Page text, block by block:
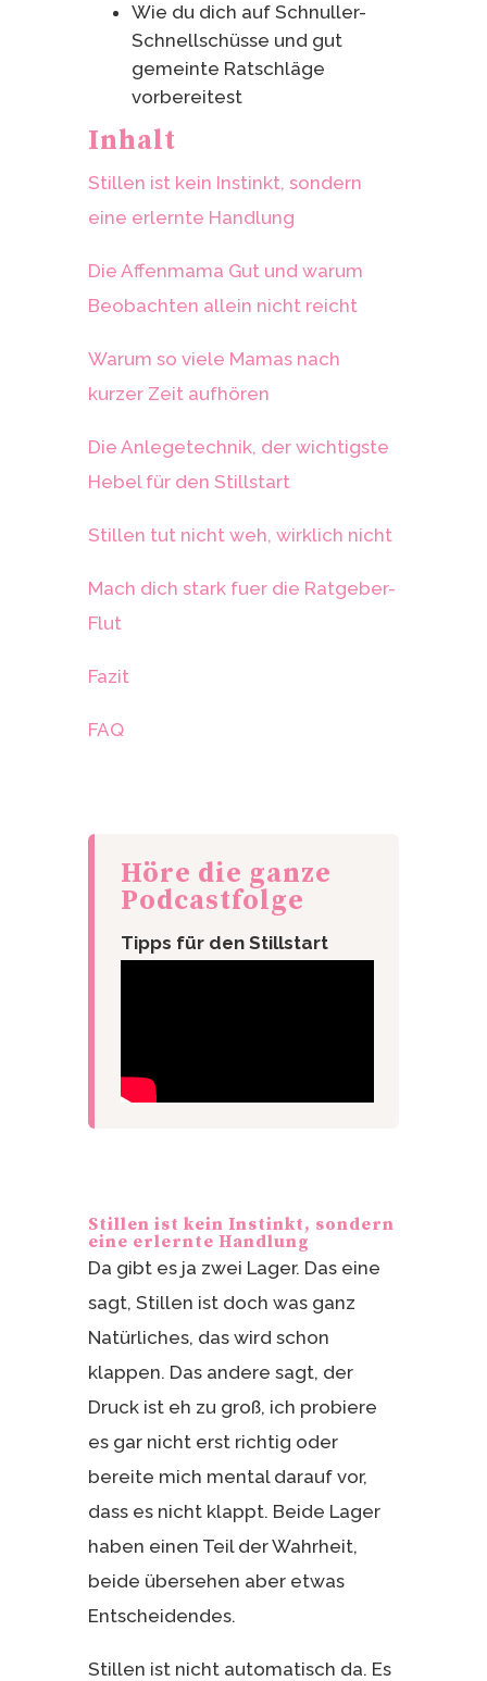
Wie du dich auf Schnuller-
Schnellschüsse und gut
gemeinte Ratschläge
vorbereitest
Inhalt
Stillen ist kein Instinkt, sondern
eine erlernte Handlung
Die Affenmama Gut und warum
Beobachten allein nicht reicht
Warum so viele Mamas nach
kurzer Zeit aufhören
Die Anlegetechnik, der wichtigste
Hebel für den Stillstart
Stillen tut nicht weh, wirklich nicht
Mach dich stark fuer die Ratgeber-
Flut
Fazit
FAQ
Höre die ganze
Podcastfolge
Tipps für den Stillstart
Stillen ist kein Instinkt, sondern
eine erlernte Handlung
Da gibt es ja zwei Lager. Das eine
sagt, Stillen ist doch was ganz
Natürliches, das wird schon
klappen. Das andere sagt, der
Druck ist eh zu groß, ich probiere
es gar nicht erst richtig oder
bereite mich mental darauf vor,
dass es nicht klappt. Beide Lager
haben einen Teil der Wahrheit,
beide übersehen aber etwas
Entscheidendes.
Stillen ist nicht automatisch da. Es